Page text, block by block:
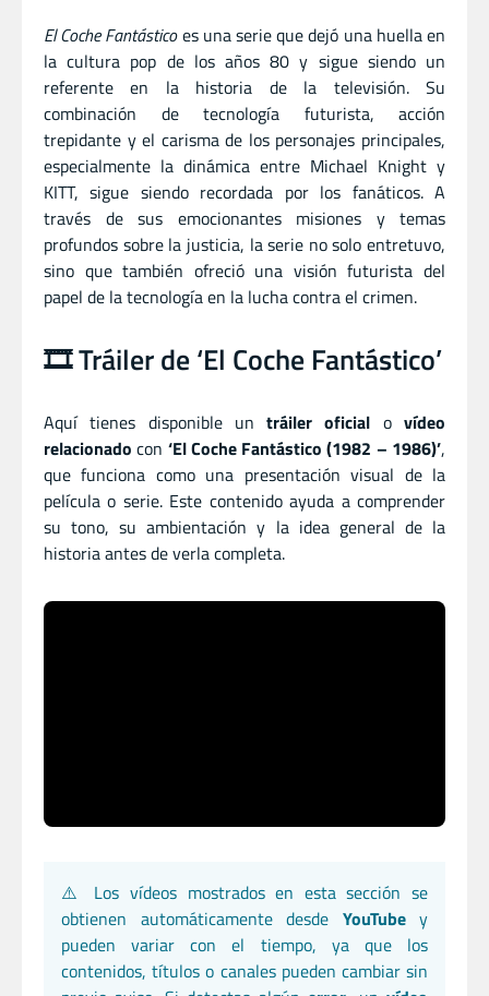
El Coche Fantásticoes una serie que dejó una huella en
la cultura pop de los años 80 y sigue siendo un
referente en la historia de la televisión. Su
combinación de tecnología futurista, acción
trepidante y el carisma de los personajes principales,
especialmente la dinámica entre Michael Knight y
KITT, sigue siendo recordada por los fanáticos. A
través de sus emocionantes misiones y temas
profundos sobre la justicia, la serie no solo entretuvo,
sino que también ofreció una visión futurista del
papel de la tecnología en la lucha contra el crimen.
🎞️ Tráiler de ‘El Coche Fantástico’
Aquí tienes disponible untráiler oficial ovídeo
relacionado con ‘El Coche Fantástico (1982 – 1986)’,
que funciona como una presentación visual de la
película o serie. Este contenido ayuda a comprender
su tono, su ambientación y la idea general de la
historia antes de verla completa.
⚠️ Los vídeos mostrados en esta sección se
obtienen automáticamente desde YouTubey
pueden variar con el tiempo, ya que los
contenidos, títulos o canales pueden cambiar sin